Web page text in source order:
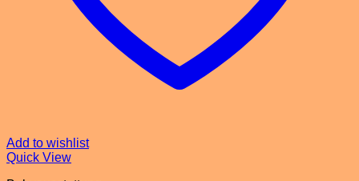
Add to wishlist
Quick View